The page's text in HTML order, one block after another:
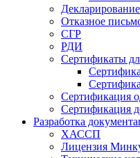
Декларирование
Отказное
СГР
РДИ
Сертификаты
Сертификация
Сертификация
Разработка
ХАССП
Лицензия